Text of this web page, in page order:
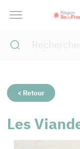
< Retour
Les